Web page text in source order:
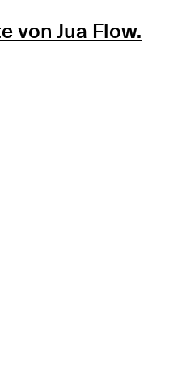
von Jua Flow.